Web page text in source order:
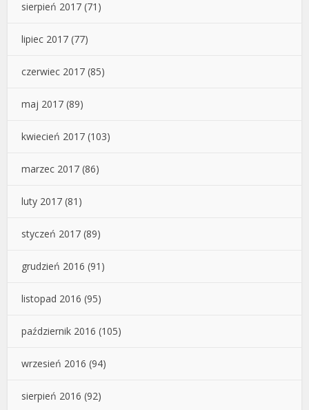
sierpień 2017 (71)
lipiec 2017 (77)
czerwiec 2017 (85)
maj 2017 (89)
kwiecień 2017 (103)
marzec 2017 (86)
luty 2017 (81)
styczeń 2017 (89)
grudzień 2016 (91)
listopad 2016 (95)
październik 2016 (105)
wrzesień 2016 (94)
sierpień 2016 (92)